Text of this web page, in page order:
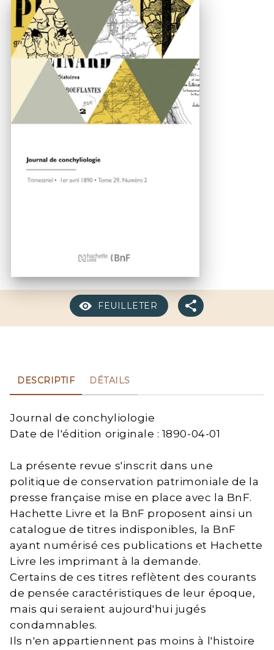
FEUILLETER
DESCRIPTIF DÉTAILS
Journal de conchyliologie
Date de l'édition originale : 1890-04-01
La présente revue s'inscrit dans une
politique de conservation patrimoniale de la
presse française mise en place avec la BnF.
Hachette Livre et la BnF proposent ainsi un
catalogue de titres indisponibles, la BnF
ayant numérisé ces publications et Hachette
Livre les imprimant à la demande.
Certains de ces titres reflètent des courants
de pensée caractéristiques de leur époque,
mais qui seraient aujourd'hui jugés
condamnables.
Ils n'en appartiennent pas moins à l'histoire